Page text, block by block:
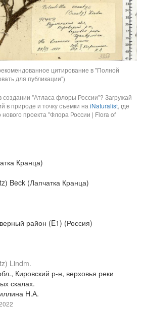
цитирование в "Полной
для публикации")
создании "Атласа флоры России"? Загружай
в природе и точку съемки на iNaturalist, где
проекта "Флора России | Flora of
Кранца)
Beck (Лапчатка Кранца)
район (E1) (Россия)
Lindm.
Кировский р-н, верховья реки
скалах.
Н.А.